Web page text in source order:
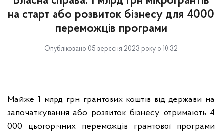
на старт або розвиток бізнесу для 4000
переможців програми
Опубліковано 05 вересня 2023 року о 10:32
Майже 1 млрд грн грантових коштів від держави на
започаткування або розвиток бізнесу отримають 4
000 цьогорічних переможців грантової програми